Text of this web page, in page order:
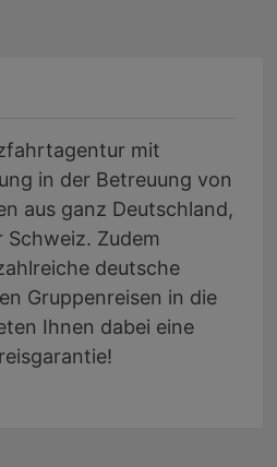
mit
in der Betreuung von
aus ganz Deutschland,
Zudem
deutsche
Gruppenreisen in die
Ihnen dabei eine